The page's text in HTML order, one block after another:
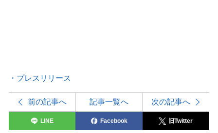
・プレスリリース
前の記事へ 記事一覧へ 次の記事へ
LINE Facebook 旧Twitter